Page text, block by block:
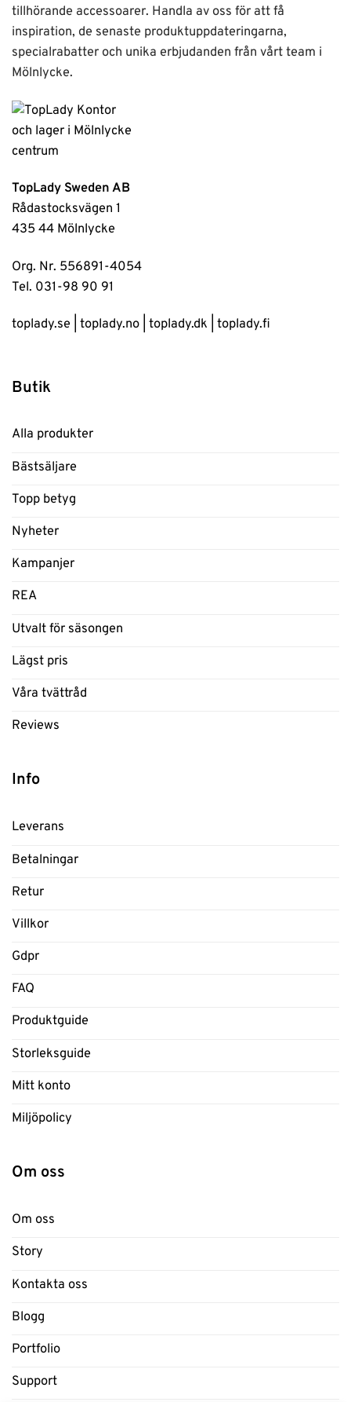
tillhörande accessoarer. Handla av oss för att få
inspiration, de senaste produktuppdateringarna,
specialrabatter och unika erbjudanden från vårt team i
Mölnlycke.
TopLady Sweden AB
Rådastocksvägen 1
435 44 Mölnlycke
Org. Nr. 556891-4054
Tel. 031-98 90 91
toplady.se toplady.no toplady.dk toplady.fi
Butik
Alla produkter
Bästsäljare
Topp betyg
Nyheter
Kampanjer
REA
Utvalt för säsongen
Lägst pris
Våra tvättråd
Reviews
Info
Leverans
Betalningar
Retur
Villkor
Gdpr
FAQ
Produktguide
Storleksguide
Mitt konto
Miljöpolicy
Om oss
Om oss
Story
Kontakta oss
Blogg
Portfolio
Support